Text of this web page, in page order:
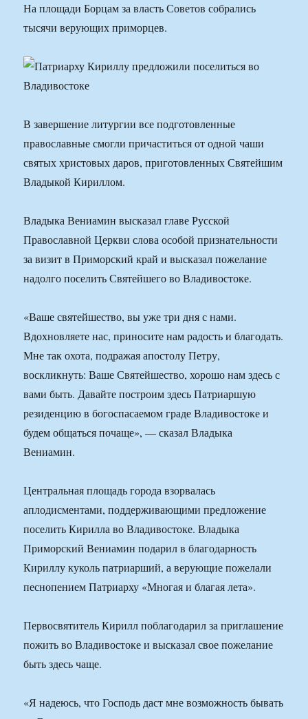
На площади Борцам за власть Советов собрались
тысячи верующих приморцев.
В завершение литургии все подготовленные
православные смогли причаститься от одной чаши
святых христовых даров, приготовленных Святейшим
Владыкой Кириллом.
Владыка Вениамин высказал главе Русской
Православной Церкви слова особой признательности
за визит в Приморский край и высказал пожелание
надолго поселить Святейшего во Владивостоке.
«Ваше святейшество, вы уже три дня с нами.
Вдохновляете нас, приносите нам радость и благодать.
Мне так охота, подражая апостолу Петру,
воскликнуть: Ваше Святейшество, хорошо нам здесь с
вами быть. Давайте построим здесь Патриаршую
резиденцию в богоспасаемом граде Владивостоке и
будем общаться почаще», — сказал Владыка
Вениамин.
Центральная площадь города взорвалась
аплодисментами, поддерживающими предложение
поселить Кирилла во Владивостоке. Владыка
Приморский Вениамин подарил в благодарность
Кириллу куколь патриарший, а верующие пожелали
песнопением Патриарху «Многая и благая лета».
Первосвятитель Кирилл поблагодарил за приглашение
пожить во Владивостоке и высказал свое пожелание
быть здесь чаще.
«Я надеюсь, что Господь даст мне возможность бывать